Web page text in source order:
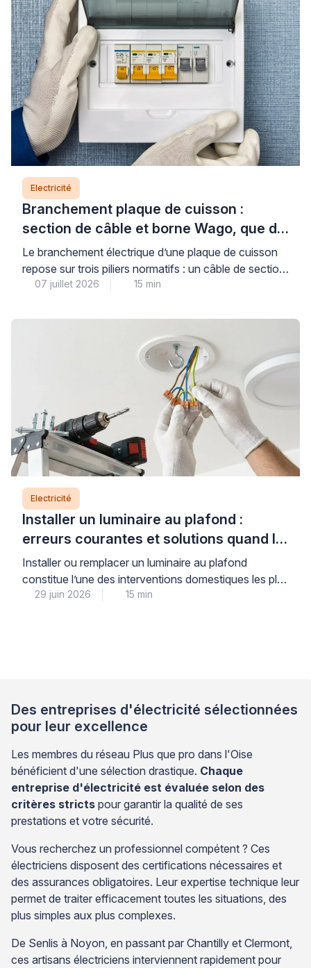
identifier la cause exacte et garantir la sécurité de
votre installation. Si […]
Electricité
Branchement plaque de cuisson :
section de câble et borne Wago, que dit
la norme ?
Le branchement électrique d’une plaque de cuisson
repose sur trois piliers normatifs : un câble de section
adaptée (6 mm² pour les plaques jusqu’à 7 400 W,
conforme à la norme NF C 15-100, et des
connexions dimensionnées pour supporter l’intensité
requise. Comprendre ces règles […]
07 juillet 2026 15 min
Electricité
Installer un luminaire au plafond :
erreurs courantes et solutions quand le
support bloque
Installer ou remplacer un luminaire au plafond
constitue l’une des interventions domestiques les plus
courantes, mais elle soulève des questions légitimes
29 juin 2026 15 min
Des entreprises d'électricité sélectionnées
pour leur excellence
Les membres du réseau Plus que pro dans l'Oise
bénéficient d'une sélection drastique. Chaque
entreprise d'électricité est évaluée selon des
critères stricts pour garantir la qualité de ses
prestations et votre sécurité.
Vous recherchez un professionnel compétent ? Ces
électriciens disposent des certifications nécessaires et
des assurances obligatoires. Leur expertise technique leur
permet de traiter efficacement toutes les situations, des
plus simples aux plus complexes.
De Senlis à Noyon, en passant par Chantilly et Clermont,
ces artisans électriciens interviennent rapidement pour